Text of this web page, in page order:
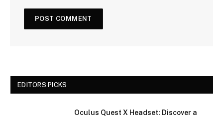
EDITORS PICKS
Oculus Quest X Headset: Discover a